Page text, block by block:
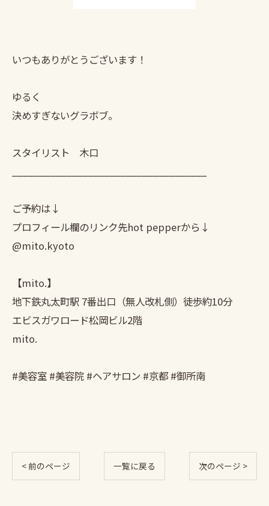
いつもありがとうございます！
ゆるく
決めすぎないグラボブ。
スタイリスト 木口
ご予約は↓
プロフィール欄のリンク先hot pepperから↓
@mito.kyoto
【mito.】
地下鉄丸太町駅 7番出口（無人改札側）徒歩約10分
エビスガワロード松岡ビル2階
mito.
#美容室 #美容院 #ヘアサロン #京都 #御所南
< 前のページ 一覧に戻る 次のページ >